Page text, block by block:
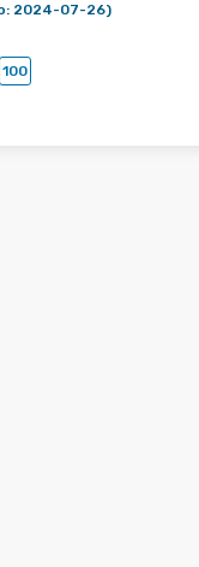
2024-07-26)
100